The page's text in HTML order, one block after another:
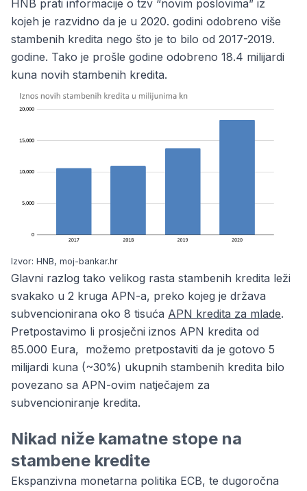
HNB prati informacije o tzv “novim poslovima” iz
kojeh je razvidno da je u 2020. godini odobreno više
stambenih kredita nego što je to bilo od 2017-2019.
godine. Tako je prošle godine odobreno 18.4 milijardi
kuna novih stambenih kredita.
Izvor: HNB, moj-bankar.hr
Glavni razlog tako velikog rasta stambenih kredita leži
svakako u 2 kruga APN-a, preko kojeg je država
subvencionirana oko 8 tisuća APN kredita za mlade.
Pretpostavimo li prosječni iznos APN kredita od
85.000 Eura, možemo pretpostaviti da je gotovo 5
milijardi kuna (~30%) ukupnih stambenih kredita bilo
povezano sa APN-ovim natječajem za
subvencioniranje kredita.
Nikad niže kamatne stope na
stambene kredite
Ekspanzivna monetarna politika ECB, te dugoročna